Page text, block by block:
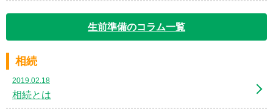
生前準備のコラム一覧
相続
2019.02.18
相続とは